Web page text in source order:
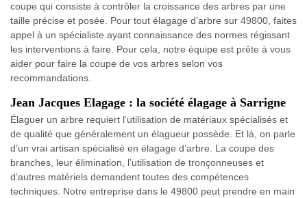
coupe qui consiste à contrôler la croissance des arbres par une
taille précise et posée. Pour tout élagage d’arbre sur 49800, faites
appel à un spécialiste ayant connaissance des normes régissant
les interventions à faire. Pour cela, notre équipe est prête à vous
aider pour faire la coupe de vos arbres selon vos
recommandations.
Jean Jacques Elagage : la société élagage à Sarrigne
Élaguer un arbre requiert l’utilisation de matériaux spécialisés et
de qualité que généralement un élagueur possède. Et là, on parle
d’un vrai artisan spécialisé en élagage d’arbre. La coupe des
branches, leur élimination, l’utilisation de tronçonneuses et
d’autres matériels demandent toutes des compétences
techniques. Notre entreprise dans le 49800 peut prendre en main